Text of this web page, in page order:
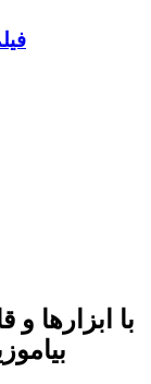
با ابزارها